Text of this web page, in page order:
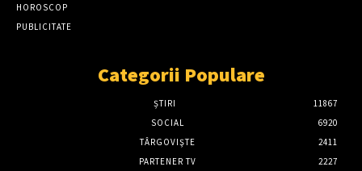
HOROSCOP
PUBLICITATE
Categorii Populare
ȘTIRI
11867
SOCIAL
6920
TÂRGOVIŞTE
2411
PARTENER TV
2227